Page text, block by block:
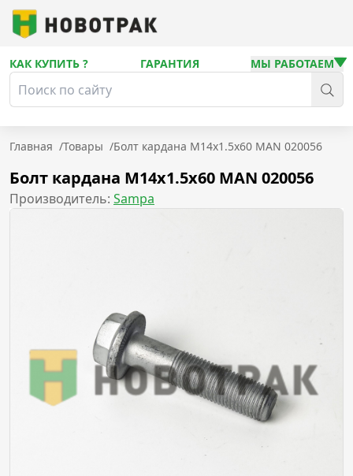
КАК КУПИТЬ ? ГАРАНТИЯ МЫ РАБОТАЕМ
Главная /Товары /Болт кардана M14x1.5x60 MAN 020056
Болт кардана M14x1.5x60 MAN 020056
Производитель: Sampa